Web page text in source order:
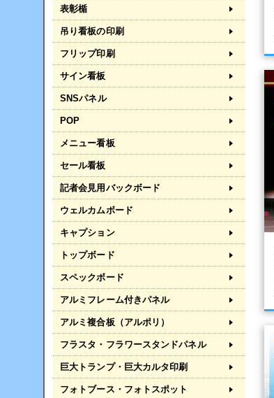
表彰楯
吊り看板の印刷
フリップ印刷
サイン看板
SNSパネル
POP
メニュー看板
セール看板
記者会見用バックボード
ウェルカムボード
キャプション
トップボード
スペックボード
アルミフレーム付きパネル
アルミ複合板（アルポリ）
フラスタ・フラワースタンドパネル
巨大トランプ・巨大カルタ印刷
フォトブース・フォトスポット